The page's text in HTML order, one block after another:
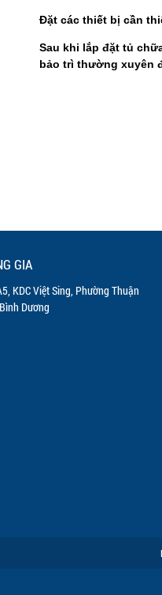
Đặt các thiết bị cần
Sau khi lắp đặt tủ
bảo trì thường xuyên
GIA
KDC Việt Sing, Phường Thuận
Dương